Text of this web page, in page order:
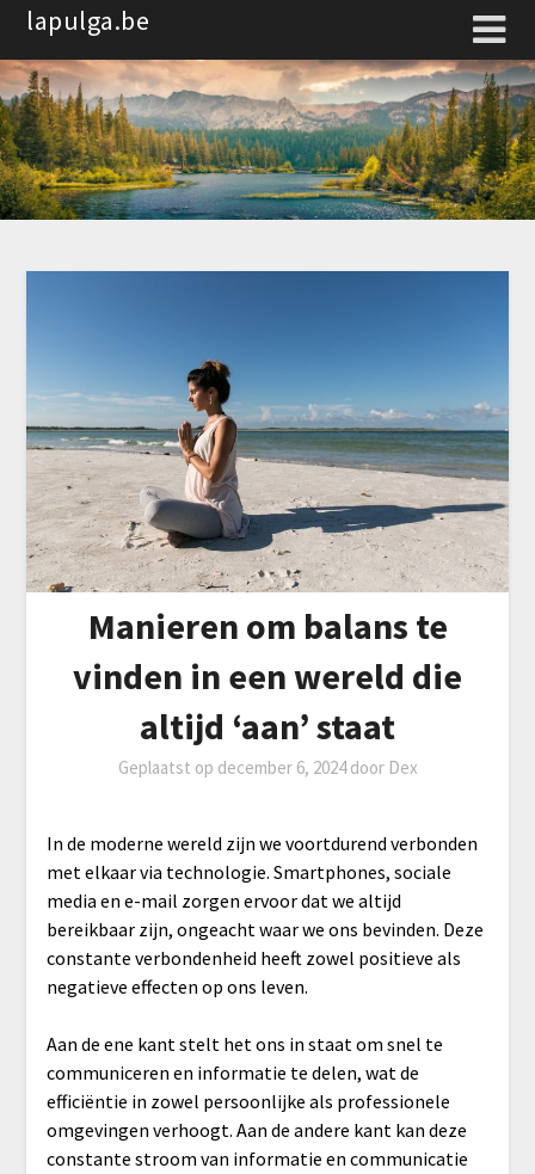
Spring
de
inhoud
lapulga.be
Manieren om balans te
vinden in een wereld die
altijd ‘aan’ staat
Geplaatst op december 6, 2024door Dex
In de moderne wereld zijn we voortdurend verbonden
met elkaar via technologie. Smartphones, sociale
media en e-mail zorgen ervoor dat we altijd
bereikbaar zijn, ongeacht waar we ons bevinden. Deze
constante verbondenheid heeft zowel positieve als
negatieve effecten op ons leven.
Aan de ene kant stelt het ons in staat om snel te
communiceren en informatie te delen, wat de
efficiëntie in zowel persoonlijke als professionele
omgevingen verhoogt. Aan de andere kant kan deze
constante stroom van informatie en communicatie